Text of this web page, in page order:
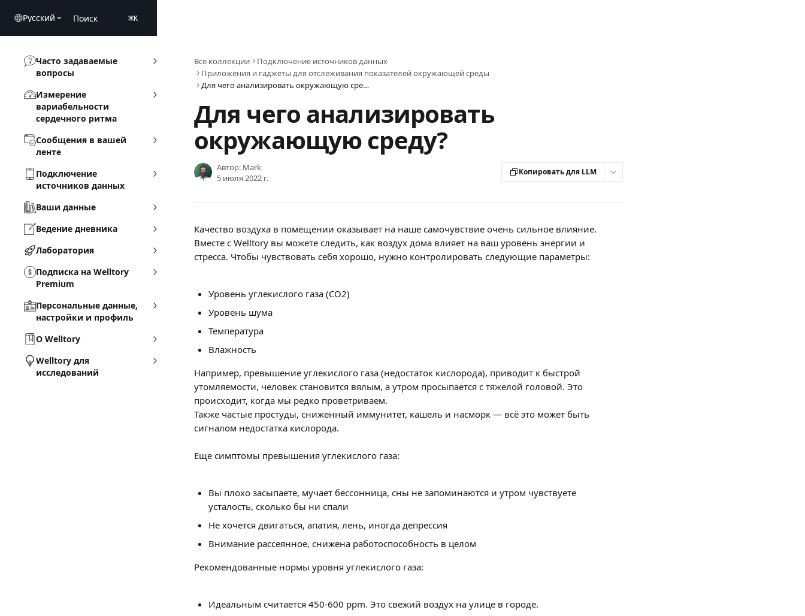
Pусский Поиск ⌘K
Часто задаваемые
вопросы
Измерение
вариабельности
сердечного ритма
Сообщения в вашей
ленте
Подключение
источников данных
Ваши данные
Ведение дневника
Лаборатория
Подписка на Welltory
Premium
Персональные данные,
настройки и профиль
О Welltory
Welltory для
исследований
Все коллекции
Подключение источников данных
Приложения и гаджеты для отслеживания показателей окружающей среды
Для чего анализировать окружающую среду?
Для чего анализировать
окружающую среду?
Автор: Mark
5 июля 2022 г.
Копировать для LLM
Качество воздуха в помещении оказывает на наше самочувствие очень сильное влияние.
Вместе с Welltory вы можете следить, как воздух дома влияет на ваш уровень энергии и
стресса. Чтобы чувствовать себя хорошо, нужно контролировать следующие параметры:
Уровень углекислого газа (СО2)
Уровень шума
Температура
Влажность
Например, превышение углекислого газа (недостаток кислорода), приводит к быстрой
утомляемости, человек становится вялым, а утром просыпается с тяжелой головой. Это
происходит, когда мы редко проветриваем.
Также частые простуды, сниженный иммунитет, кашель и насморк — всё это может быть
сигналом недостатка кислорода.
Еще симптомы превышения углекислого газа:
Вы плохо засыпаете, мучает бессонница, сны не запоминаются и утром чувствуете
усталость, сколько бы ни спали
Не хочется двигаться, апатия, лень, иногда депрессия
Внимание рассеянное, снижена работоспособность в целом
Рекомендованные нормы уровня углекислого газа:
Идеальным считается 450-600 ppm. Это свежий воздух на улице в городе.